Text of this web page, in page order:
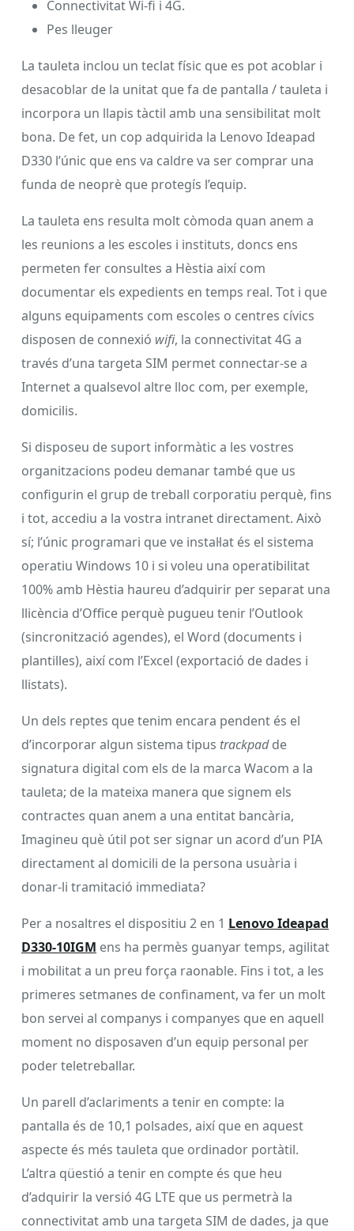
Connectivitat Wi-fi i 4G.
Pes lleuger
La tauleta inclou un teclat físic que es pot acoblar i
desacoblar de la unitat que fa de pantalla / tauleta i
incorpora un llapis tàctil amb una sensibilitat molt
bona. De fet, un cop adquirida la Lenovo Ideapad
D330 l’únic que ens va caldre va ser comprar una
funda de neoprè que protegís l’equip.
La tauleta ens resulta molt còmoda quan anem a
les reunions a les escoles i instituts, doncs ens
permeten fer consultes a Hèstia així com
documentar els expedients en temps real. Tot i que
alguns equipaments com escoles o centres cívics
disposen de connexió wifi, la connectivitat 4G a
través d’una targeta SIM permet connectar-se a
Internet a qualsevol altre lloc com, per exemple,
domicilis.
Si disposeu de suport informàtic a les vostres
organitzacions podeu demanar també que us
configurin el grup de treball corporatiu perquè, fins
i tot, accediu a la vostra intranet directament. Això
sí; l’únic programari que ve instal·lat és el sistema
operatiu Windows 10 i si voleu una operatibilitat
100% amb Hèstia haureu d’adquirir per separat una
llicència d’Office perquè pugueu tenir l’Outlook
(sincronització agendes), el Word (documents i
plantilles), així com l’Excel (exportació de dades i
llistats).
Un dels reptes que tenim encara pendent és el
d’incorporar algun sistema tipus trackpadde
signatura digital com els de la marca Wacom a la
tauleta; de la mateixa manera que signem els
contractes quan anem a una entitat bancària,
Imagineu què útil pot ser signar un acord d’un PIA
directament al domicili de la persona usuària i
donar-li tramitació immediata?
Per a nosaltres el dispositiu 2 en 1 Lenovo Ideapad
D330-10IGM ens ha permès guanyar temps, agilitat
i mobilitat a un preu força raonable. Fins i tot, a les
primeres setmanes de confinament, va fer un molt
bon servei al companys i companyes que en aquell
moment no disposaven d’un equip personal per
poder teletreballar.
Un parell d’aclariments a tenir en compte: la
pantalla és de 10,1 polsades, així que en aquest
aspecte és més tauleta que ordinador portàtil.
L’altra qüestió a tenir en compte és que heu
d’adquirir la versió 4G LTE que us permetrà la
connectivitat amb una targeta SIM de dades, ja que